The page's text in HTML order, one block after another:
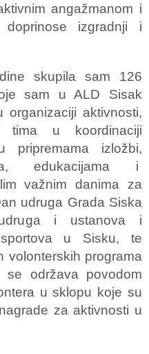
angažmanom i
doprinose izgradnji i
skupila sam 126
sam u ALD Sisak
aktivnosti,
tima u koordinaciji
pripremama izložbi,
edukacijama i
važnim danima za
udruga Grada Siska
i ustanova i
sportova u Sisku, te
volonterskih programa
se održava povodom
u sklopu koje su
za aktivnosti u